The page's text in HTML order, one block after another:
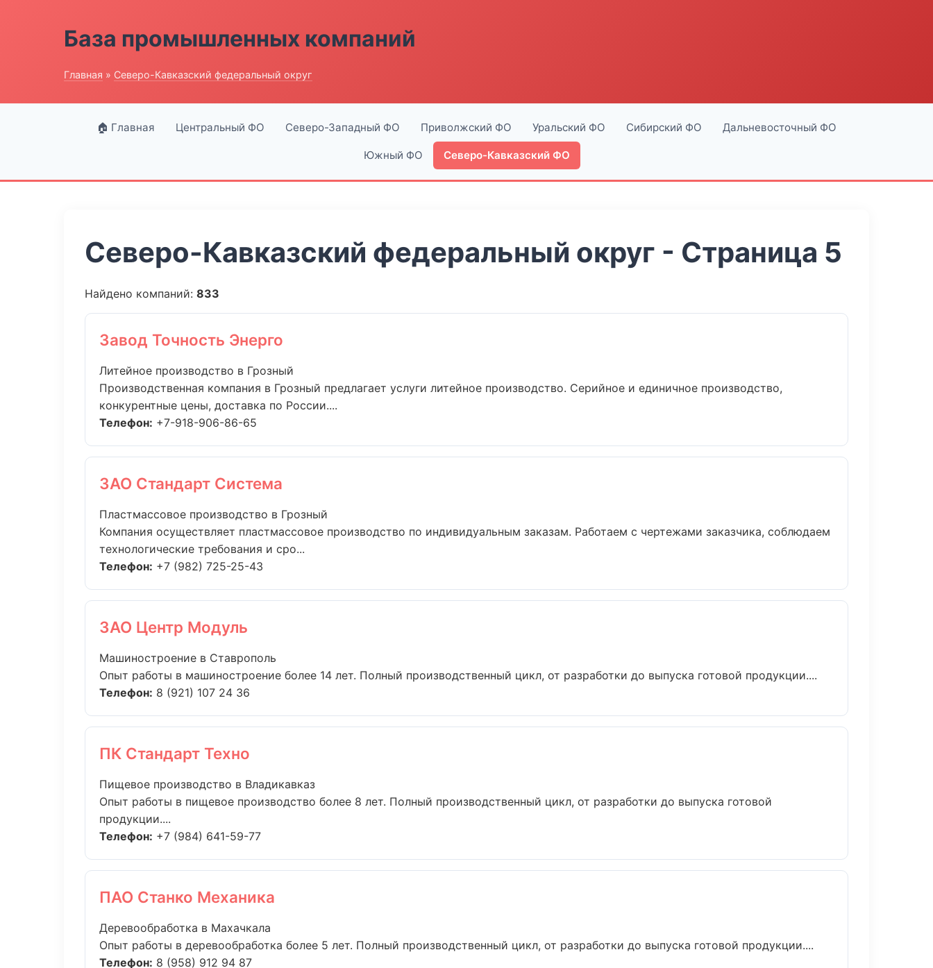
База промышленных компаний
Главная » Северо-Кавказский федеральный округ
🏠 Главная Центральный ФО Северо-Западный ФО Приволжский ФО Уральский ФО Сибирский ФО Дальневосточный ФО
Южный ФО Северо-Кавказский ФО
Северо-Кавказский федеральный округ - Страница 5
Найдено компаний: 833
Завод Точность Энерго
Литейное производство в Грозный
Производственная компания в Грозный предлагает услуги литейное производство. Серийное и единичное производство,
конкурентные цены, доставка по России....
Телефон: +7-918-906-86-65
ЗАО Стандарт Система
Пластмассовое производство в Грозный
Компания осуществляет пластмассовое производство по индивидуальным заказам. Работаем с чертежами заказчика, соблюдаем
технологические требования и сро...
Телефон: +7 (982) 725-25-43
ЗАО Центр Модуль
Машиностроение в Ставрополь
Опыт работы в машиностроение более 14 лет. Полный производственный цикл, от разработки до выпуска готовой продукции....
Телефон: 8 (921) 107 24 36
ПК Стандарт Техно
Пищевое производство в Владикавказ
Опыт работы в пищевое производство более 8 лет. Полный производственный цикл, от разработки до выпуска готовой
продукции....
Телефон: +7 (984) 641-59-77
ПАО Станко Механика
Деревообработка в Махачкала
Опыт работы в деревообработка более 5 лет. Полный производственный цикл, от разработки до выпуска готовой продукции....
Телефон: 8 (958) 912 94 87